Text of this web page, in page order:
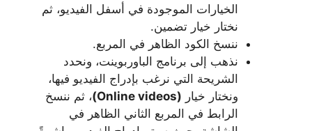
الخيارات الموجودة في أسفل الفيديو، ثم
نختار خيار تضمين.
ننسخ الكود الظاهر في المربع.
نذهب إلى برنامج الباوربوينت، ونحدد
الشريحة التي نرغب بإدراج الفيديو فيها،
ونختار خيار (Online videos)
، ثم ننسخ
الرابط في المربع الثاني الظاهر في